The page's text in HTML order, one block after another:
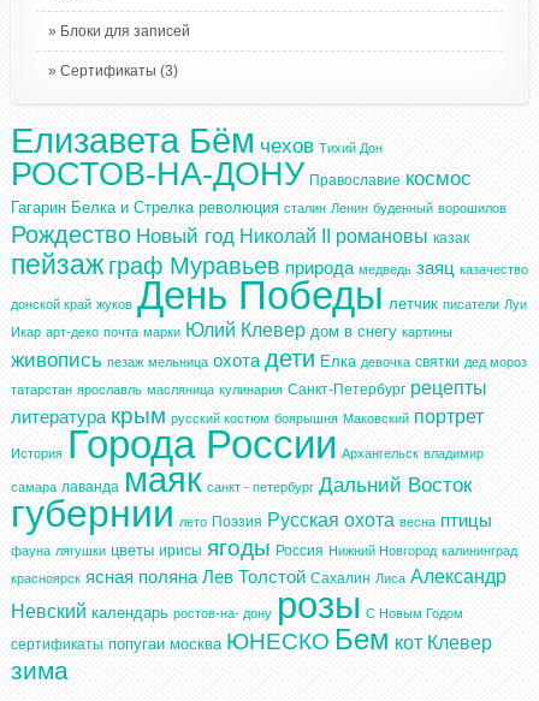
Блоки для записей
Сертификаты (3)
Елизавета Бём чехов Тихий Дон
РОСТОВ-НА-ДОНУ Православие космос
Гагарин Белка и Стрелка революция сталин Ленин буденный ворошилов
Рождество Новый год Николай II романовы казак
пейзаж граф Муравьев природа медведь заяц казачество
донской край жуков День Победы летчик писатели Луи
Икар арт-деко почта марки Юлий Клевер дом в снегу картины
живопись пезаж мельница охота дети Елка девочка святки дед мороз
татарстан ярославль масляница кулинария Санкт-Петербург рецепты
литература крым русский костюм боярышня Маковский портрет
История Города России Архангельск владимир
самара лаванда маяк санкт - петербург Дальний Восток
губернии лето Поэзия Русская охота весна птицы
фауна лягушки цветы ирисы ягоды Россия Нижний Новгород калининград
красноярск ясная поляна Лев Толстой Сахалин Лиса Александр
Невский календарь ростов-на- дону розы С Новым Годом
сертификаты попугаи москва ЮНЕСКО Бем кот Клевер
зима